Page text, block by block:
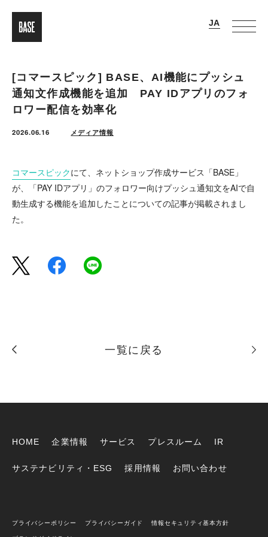
[コマースピック] BASE、AI機能にプッシュ
通知文作成機能を追加 PAY IDアプリのフォ
ロワー配信を効率化
2026.06.16 メディア情報
コマースピックにて、ネットショップ作成サービス「BASE」
が、「PAY IDアプリ」のフォロワー向けプッシュ通知文をAIで自
動生成する機能を追加したことについての記事が掲載されまし
た。
一覧に戻る
HOME 企業情報 サービス プレスルーム IR
サステナビリティ・ESG 採用情報 お問い合わせ
プライバシーポリシー プライバシーガイド
情報セキュリティ基本方針